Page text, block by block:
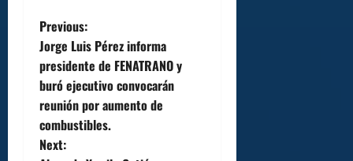
P
o
s
t
Previous:
Jorge Luis Pérez informa
presidente de FENATRANO y
buró ejecutivo convocarán
reunión por aumento de
combustibles.
Next: